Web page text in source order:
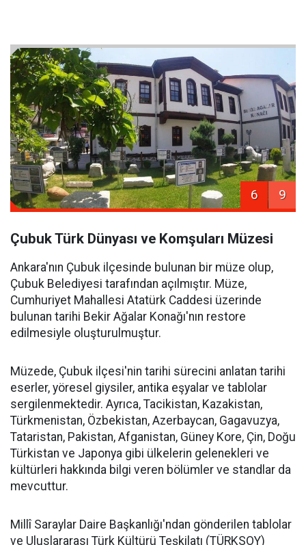
6 9
Çubuk Türk Dünyası ve Komşuları Müzesi
Ankara'nın Çubuk ilçesinde bulunan bir müze olup,
Çubuk Belediyesi tarafından açılmıştır. Müze,
Cumhuriyet Mahallesi Atatürk Caddesi üzerinde
bulunan tarihi Bekir Ağalar Konağı'nın restore
edilmesiyle oluşturulmuştur.
Müzede, Çubuk ilçesi'nin tarihi sürecini anlatan tarihi
eserler, yöresel giysiler, antika eşyalar ve tablolar
sergilenmektedir. Ayrıca, Tacikistan, Kazakistan,
Türkmenistan, Özbekistan, Azerbaycan, Gagavuzya,
Tataristan, Pakistan, Afganistan, Güney Kore, Çin, Doğu
Türkistan ve Japonya gibi ülkelerin gelenekleri ve
kültürleri hakkında bilgi veren bölümler ve standlar da
mevcuttur.
Millî Saraylar Daire Başkanlığı'ndan gönderilen tablolar
ve Uluslararası Türk Kültürü Teşkilatı (TÜRKSOY)